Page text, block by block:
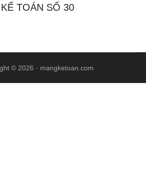
TOÁN SỐ 30
© 2026 · mangketoan.com